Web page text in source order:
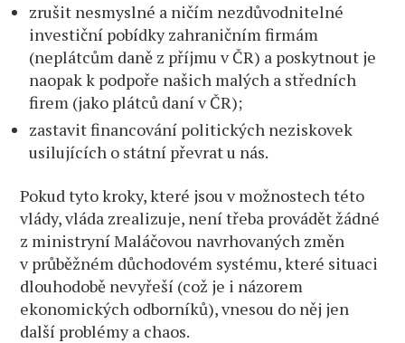
zrušit nesmyslné a ničím nezdůvodnitelné
investiční pobídky zahraničním firmám
(neplátcům daně z příjmu v ČR) a poskytnout je
naopak k podpoře našich malých a středních
firem (jako plátců daní v ČR);
zastavit financování politických neziskovek
usilujících o státní převrat u nás.
Pokud tyto kroky, které jsou v možnostech této
vlády, vláda zrealizuje, není třeba provádět žádné
z ministryní Maláčovou navrhovaných změn
v průběžném důchodovém systému, které situaci
dlouhodobě nevyřeší (což je i názorem
ekonomických odborníků), vnesou do něj jen
další problémy a chaos.